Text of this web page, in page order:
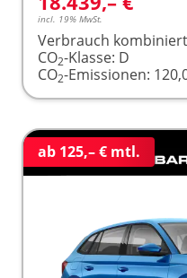
incl. 19% MwSt.
Verbrauch
CO2-Klasse: D
CO2-Emissionen:
ab 125,– € mtl.